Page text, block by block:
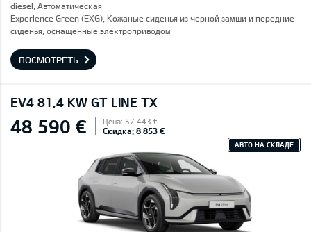
diesel, Автоматическая
Experience Green (EXG), Кожаные сиденья из черной замши и передние
сиденья, оснащенные электроприводом
ПОСМОТРЕТЬ
EV4 81,4 KW GT LINE TX
48 590 € Цена: 57 443 €
Скидка: 8 853 €
АВТО НА СКЛАДЕ